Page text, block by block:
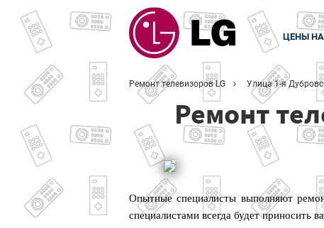
ЦЕНЫ
Ремонт телевизоров LG Улица 1-я
Ремонт
Опытные специалисты выполняют
специалистами всегда будет приносить